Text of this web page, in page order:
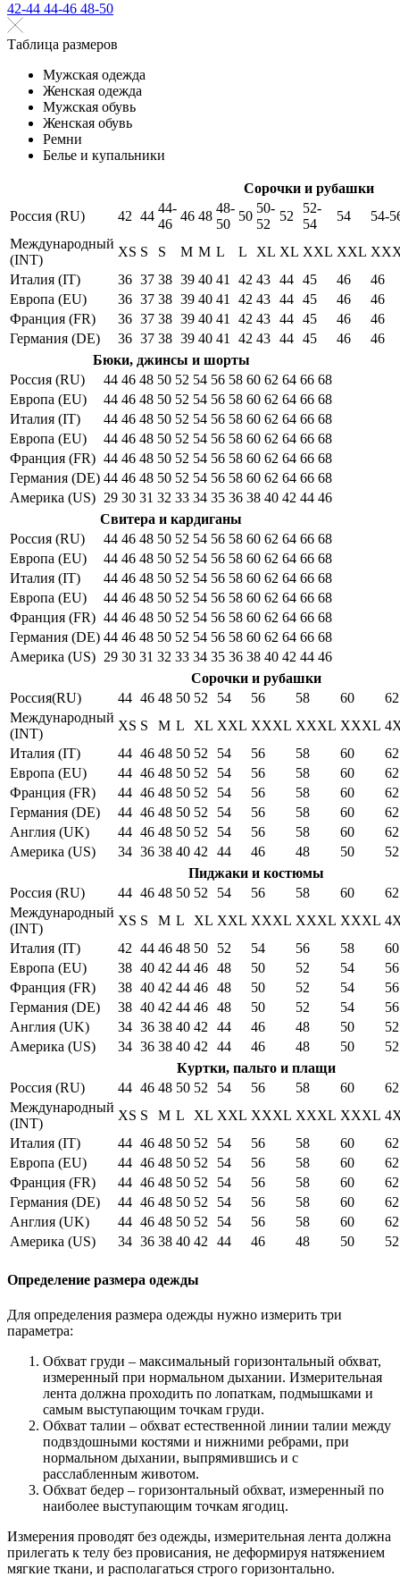
42-44 44-46 48-50
Таблица размеров
Мужская одежда
Женская одежда
Мужская обувь
Женская обувь
Ремни
Белье и купальники
Сорочки и рубашки
Россия (RU)
42 44
44-
46
46 48
48-
50
50
50-
52
52
52-
54
54
54-
Международный
(INT)
XS S S M M L L XL XL XXL XXL
Италия (IT)
36 37 38 39 40 41 42 43 44 45 46
46
Европа (EU)
36 37 38 39 40 41 42 43 44 45 46
46
Франция (FR)
36 37 38 39 40 41 42 43 44 45 46
46
Германия (DE)
36 37 38 39 40 41 42 43 44 45 46
46
Бюки, джинсы и шорты
Россия (RU)
44 46 48 50 52 54 56 58 60 62 64 66 68
Европа (EU)
44 46 48 50 52 54 56 58 60 62 64 66 68
Италия (IT)
44 46 48 50 52 54 56 58 60 62 64 66 68
Европа (EU)
44 46 48 50 52 54 56 58 60 62 64 66 68
Франция (FR) 44 46 48 50 52 54 56 58 60 62 64 66 68
Германия (DE) 44 46 48 50 52 54 56 58 60 62 64 66 68
Америка (US) 29 30 31 32 33 34 35 36 38 40 42 44 46
Свитера и кардиганы
Россия (RU)
44 46 48 50 52 54 56 58 60 62 64 66 68
Европа (EU)
44 46 48 50 52 54 56 58 60 62 64 66 68
Италия (IT)
44 46 48 50 52 54 56 58 60 62 64 66 68
Европа (EU)
44 46 48 50 52 54 56 58 60 62 64 66 68
Франция (FR) 44 46 48 50 52 54 56 58 60 62 64 66 68
Германия (DE) 44 46 48 50 52 54 56 58 60 62 64 66 68
Америка (US) 29 30 31 32 33 34 35 36 38 40 42 44 46
Сорочки и рубашки
Россия(RU)
44 46 48 50 52 54 56 58 60
62
Международный
(INT)
XS S M L XL XXL XXXL XXXL XXXL
Италия (IT)
44 46 48 50 52 54 56 58 60
62
Европа (EU)
44 46 48 50 52 54 56 58 60
62
Франция (FR)
44 46 48 50 52 54 56 58 60
62
Германия (DE)
44 46 48 50 52 54 56 58 60
62
Англия (UK)
44 46 48 50 52 54 56 58 60
62
Америка (US)
34 36 38 40 42 44 46 48 50
52
Пиджаки и костюмы
Россия (RU)
44 46 48 50 52 54 56 58 60
62
Международный
(INT)
XS S M L XL XXL XXXL XXXL XXXL
Италия (IT)
42 44 46 48 50 52 54 56 58
60
Европа (EU)
38 40 42 44 46 48 50 52 54
56
Франция (FR)
38 40 42 44 46 48 50 52 54
56
Германия (DE)
38 40 42 44 46 48 50 52 54
56
Англия (UK)
34 36 38 40 42 44 46 48 50
52
Америка (US)
34 36 38 40 42 44 46 48 50
52
Куртки, пальто и плащи
Россия (RU)
44 46 48 50 52 54 56 58 60
62
Международный
(INT)
XS S M L XL XXL XXXL XXXL XXXL
Италия (IT)
44 46 48 50 52 54 56 58 60
62
Европа (EU)
44 46 48 50 52 54 56 58 60
62
Франция (FR)
44 46 48 50 52 54 56 58 60
62
Германия (DE)
44 46 48 50 52 54 56 58 60
62
Англия (UK)
44 46 48 50 52 54 56 58 60
62
Америка (US)
34 36 38 40 42 44 46 48 50 52
Определение размера одежды
Для определения размера одежды нужно измерить три
параметра:
Обхват груди – максимальный горизонтальный обхват,
измеренный при нормальном дыхании. Измерительная
лента должна проходить по лопаткам, подмышками и
самым выступающим точкам груди.
Обхват талии – обхват естественной линии талии между
подвздошными костями и нижними ребрами, при
нормальном дыхании, выпрямившись и с
расслабленным животом.
Обхват бедер – горизонтальный обхват, измеренный по
наиболее выступающим точкам ягодиц.
Измерения проводят без одежды, измерительная лента должна
прилегать к телу без провисания, не деформируя натяжением
мягкие ткани, и располагаться строго горизонтально.